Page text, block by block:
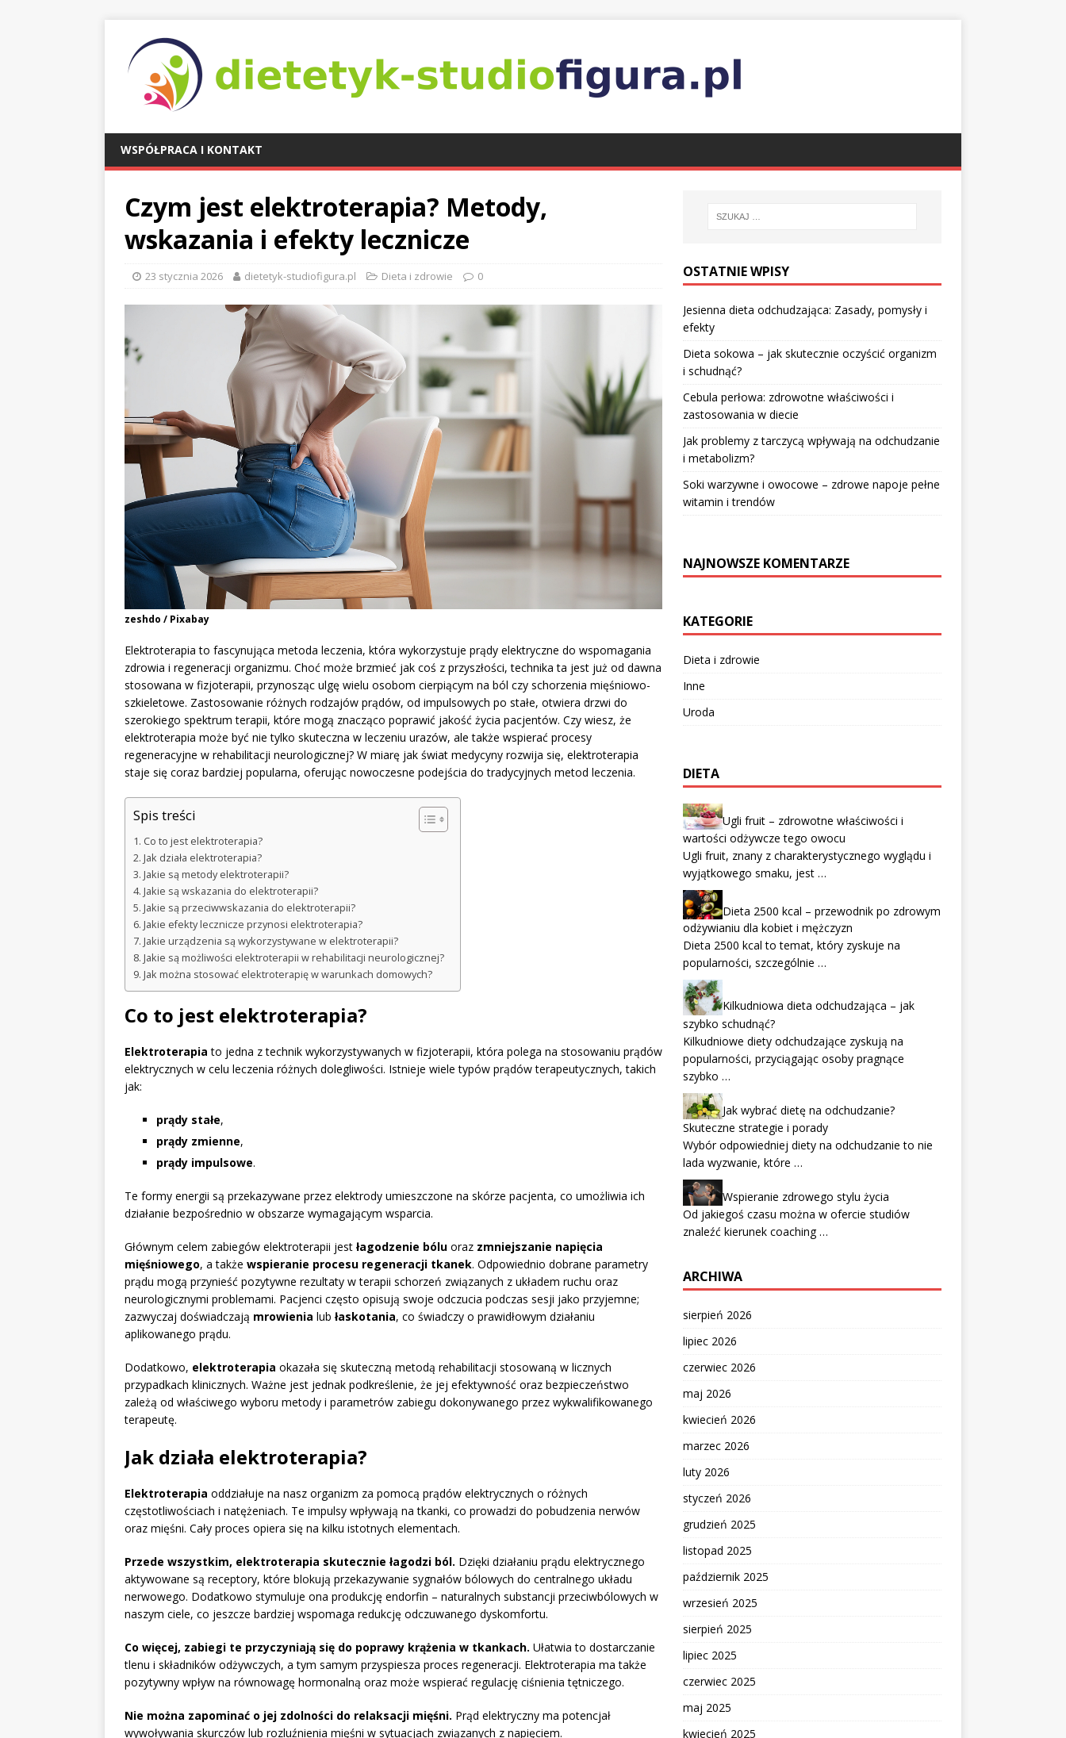
WSPÓŁPRACA I KONTAKT
Czym jest elektroterapia? Metody,
wskazania i efekty lecznicze
23 stycznia 2026 dietetyk-studiofigura.pl Dieta i zdrowie 0
zeshdo / Pixabay
Elektroterapia to fascynująca metoda leczenia, która wykorzystuje prądy elektryczne do wspomagania
zdrowia i regeneracji organizmu. Choć może brzmieć jak coś z przyszłości, technika ta jest już od dawna
stosowana w fizjoterapii, przynosząc ulgę wielu osobom cierpiącym na ból czy schorzenia mięśniowo-
szkieletowe. Zastosowanie różnych rodzajów prądów, od impulsowych po stałe, otwiera drzwi do
szerokiego spektrum terapii, które mogą znacząco poprawić jakość życia pacjentów. Czy wiesz, że
elektroterapia może być nie tylko skuteczna w leczeniu urazów, ale także wspierać procesy
regeneracyjne w rehabilitacji neurologicznej? W miarę jak świat medycyny rozwija się, elektroterapia
staje się coraz bardziej popularna, oferując nowoczesne podejścia do tradycyjnych metod leczenia.
Spis treści
Co to jest elektroterapia?
Jak działa elektroterapia?
Jakie są metody elektroterapii?
Jakie są wskazania do elektroterapii?
Jakie są przeciwwskazania do elektroterapii?
Jakie efekty lecznicze przynosi elektroterapia?
Jakie urządzenia są wykorzystywane w elektroterapii?
Jakie są możliwości elektroterapii w rehabilitacji neurologicznej?
Jak można stosować elektroterapię w warunkach domowych?
Co to jest elektroterapia?
Elektroterapia to jedna z technik wykorzystywanych w fizjoterapii, która polega na stosowaniu prądów
elektrycznych w celu leczenia różnych dolegliwości. Istnieje wiele typów prądów terapeutycznych, takich
jak:
prądy stałe,
prądy zmienne,
prądy impulsowe.
Te formy energii są przekazywane przez elektrody umieszczone na skórze pacjenta, co umożliwia ich
działanie bezpośrednio w obszarze wymagającym wsparcia.
Głównym celem zabiegów elektroterapii jest łagodzenie bólu oraz zmniejszanie napięcia
mięśniowego, a także wspieranie procesu regeneracji tkanek. Odpowiednio dobrane parametry
prądu mogą przynieść pozytywne rezultaty w terapii schorzeń związanych z układem ruchu oraz
neurologicznymi problemami. Pacjenci często opisują swoje odczucia podczas sesji jako przyjemne;
zazwyczaj doświadczają mrowienia lub łaskotania, co świadczy o prawidłowym działaniu
aplikowanego prądu.
Dodatkowo, elektroterapia okazała się skuteczną metodą rehabilitacji stosowaną w licznych
przypadkach klinicznych. Ważne jest jednak podkreślenie, że jej efektywność oraz bezpieczeństwo
zależą od właściwego wyboru metody i parametrów zabiegu dokonywanego przez wykwalifikowanego
terapeutę.
Jak działa elektroterapia?
Elektroterapia oddziałuje na nasz organizm za pomocą prądów elektrycznych o różnych
częstotliwościach i natężeniach. Te impulsy wpływają na tkanki, co prowadzi do pobudzenia nerwów
oraz mięśni. Cały proces opiera się na kilku istotnych elementach.
Przede wszystkim, elektroterapia skutecznie łagodzi ból. Dzięki działaniu prądu elektrycznego
aktywowane są receptory, które blokują przekazywanie sygnałów bólowych do centralnego układu
nerwowego. Dodatkowo stymuluje ona produkcję endorfin – naturalnych substancji przeciwbólowych w
naszym ciele, co jeszcze bardziej wspomaga redukcję odczuwanego dyskomfortu.
Co więcej, zabiegi te przyczyniają się do poprawy krążenia w tkankach. Ułatwia to dostarczanie
tlenu i składników odżywczych, a tym samym przyspiesza proces regeneracji. Elektroterapia ma także
pozytywny wpływ na równowagę hormonalną oraz może wspierać regulację ciśnienia tętniczego.
Nie można zapominać o jej zdolności do relaksacji mięśni. Prąd elektryczny ma potencjał
wywoływania skurczów lub rozluźnienia mięśni w sytuacjach związanych z napięciem.
OSTATNIE WPISY
Jesienna dieta odchudzająca: Zasady, pomysły i
efekty
Dieta sokowa – jak skutecznie oczyścić organizm
i schudnąć?
Cebula perłowa: zdrowotne właściwości i
zastosowania w diecie
Jak problemy z tarczycą wpływają na odchudzanie
i metabolizm?
Soki warzywne i owocowe – zdrowe napoje pełne
witamin i trendów
NAJNOWSZE KOMENTARZE
KATEGORIE
Dieta i zdrowie
Inne
Uroda
DIETA
Ugli fruit – zdrowotne właściwości i
wartości odżywcze tego owocu
Ugli fruit, znany z charakterystycznego wyglądu i
wyjątkowego smaku, jest …
Dieta 2500 kcal – przewodnik po zdrowym
odżywianiu dla kobiet i mężczyzn
Dieta 2500 kcal to temat, który zyskuje na
popularności, szczególnie …
Kilkudniowa dieta odchudzająca – jak
szybko schudnąć?
Kilkudniowe diety odchudzające zyskują na
popularności, przyciągając osoby pragnące
szybko …
Jak wybrać dietę na odchudzanie?
Skuteczne strategie i porady
Wybór odpowiedniej diety na odchudzanie to nie
lada wyzwanie, które …
Wspieranie zdrowego stylu życia
Od jakiegoś czasu można w ofercie studiów
znaleźć kierunek coaching …
ARCHIWA
sierpień 2026
lipiec 2026
czerwiec 2026
maj 2026
kwiecień 2026
marzec 2026
luty 2026
styczeń 2026
grudzień 2025
listopad 2025
październik 2025
wrzesień 2025
sierpień 2025
lipiec 2025
czerwiec 2025
maj 2025
kwiecień 2025